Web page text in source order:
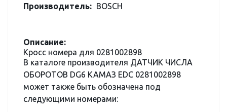
Производитель: BOSCH
Описание:
Кросс номера для 0281002898
В каталоге производителя ДАТЧИК ЧИСЛА
ОБОРОТОВ DG6 КАМАЗ EDC 0281002898
может также быть обозначена под
следующими номерами: